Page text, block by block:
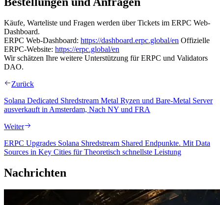
Käufe, Warteliste und Fragen werden über Tickets im ERPC Web-
Dashboard.
ERPC Web-Dashboard: https://dashboard.erpc.global/en Offizielle
ERPC-Website: https://erpc.global/en
Wir schätzen Ihre weitere Unterstützung für ERPC und Validators
DAO.
Zurück
Solana Dedicated Shredstream Metal Ryzen und Bare‐Metal Server
ausverkauft in Amsterdam, Nach NY und FRA
Weiter
ERPC Upgrades Solana Shredstream Shared Endpunkte. Mit Data
Sources in Key Cities für Theoretisch schnellste Leistung
Nachrichten